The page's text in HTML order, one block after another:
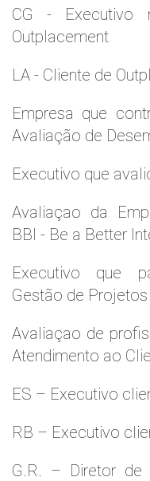
CG - Executivo
Outplacement
LA - Cliente de
Empresa que
Avaliação de
Executivo que
Avaliaçao da
BBI - Be a Better
Executivo que
Gestão de Projetos
Avaliaçao de
Atendimento ao
ES – Executivo
RB – Executivo
G.R. – Diretor de